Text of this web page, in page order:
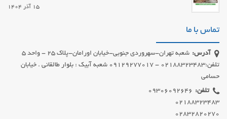
15 آذر 1404
تماس با ما
آدرس:
شعبه تهران-سهروردی جنوبی-خیابان اورامان-پلاک 25 - واحد 5
تلفن:02188323483 - 09129277017 شعبه آبیک : بلوار طالقانی . خیابان
حسامی
تلفن:
02832820270